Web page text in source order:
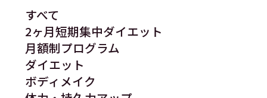
すべて
2ヶ月短期集中ダイエット
月額制プログラム
ダイエット
ボディメイク